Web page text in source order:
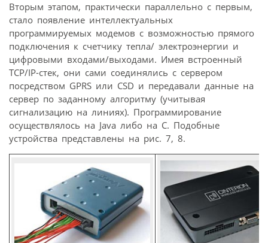
Вторым этапом, практически параллельно с первым,
стало появление интеллектуальных
программируемых модемов с возможностью прямого
подключения к счетчику тепла/ электроэнергии и
цифровыми входами/выходами. Имея встроенный
TCP/IP-cтек, они сами соединялись с сервером
посредством GPRS или CSD и передавали данные на
сервер по заданному алгоритму (учитывая
сигнализацию на линиях). Программирование
осуществлялось на Java либо на C. Подобные
устройства представлены на рис. 7, 8.